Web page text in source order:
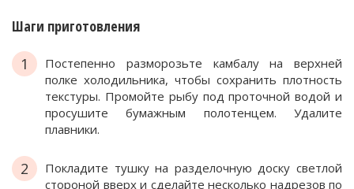
Шаги приготовления
1
Постепенно разморозьте камбалу на верхней
полке холодильника, чтобы сохранить плотность
текстуры. Промойте рыбу под проточной водой и
просушите бумажным полотенцем. Удалите
плавники.
2
Покладите тушку на разделочную доску светлой
стороной вверх и сделайте несколько надрезов по